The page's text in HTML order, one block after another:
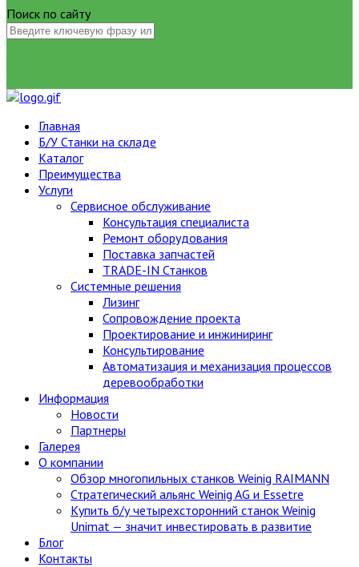
Поиск по сайту
Главная
Б/У Станки на складе
Каталог
Преимущества
Услуги
Сервисное обслуживание
Консультация специалиста
Ремонт оборудования
Поставка запчастей
TRADE-IN Станков
Системные решения
Лизинг
Сопровождение проекта
Проектирование и инжиниринг
Консультирование
Автоматизация и механизация процессов
деревообработки
Информация
Новости
Партнеры
Галерея
О компании
Обзор многопильных станков Weinig RAIMANN
Стратегический альянс Weinig AG и Essetre
Купить б/у четырехсторонний станок Weinig
Unimat — значит инвестировать в развитие
Блог
Контакты